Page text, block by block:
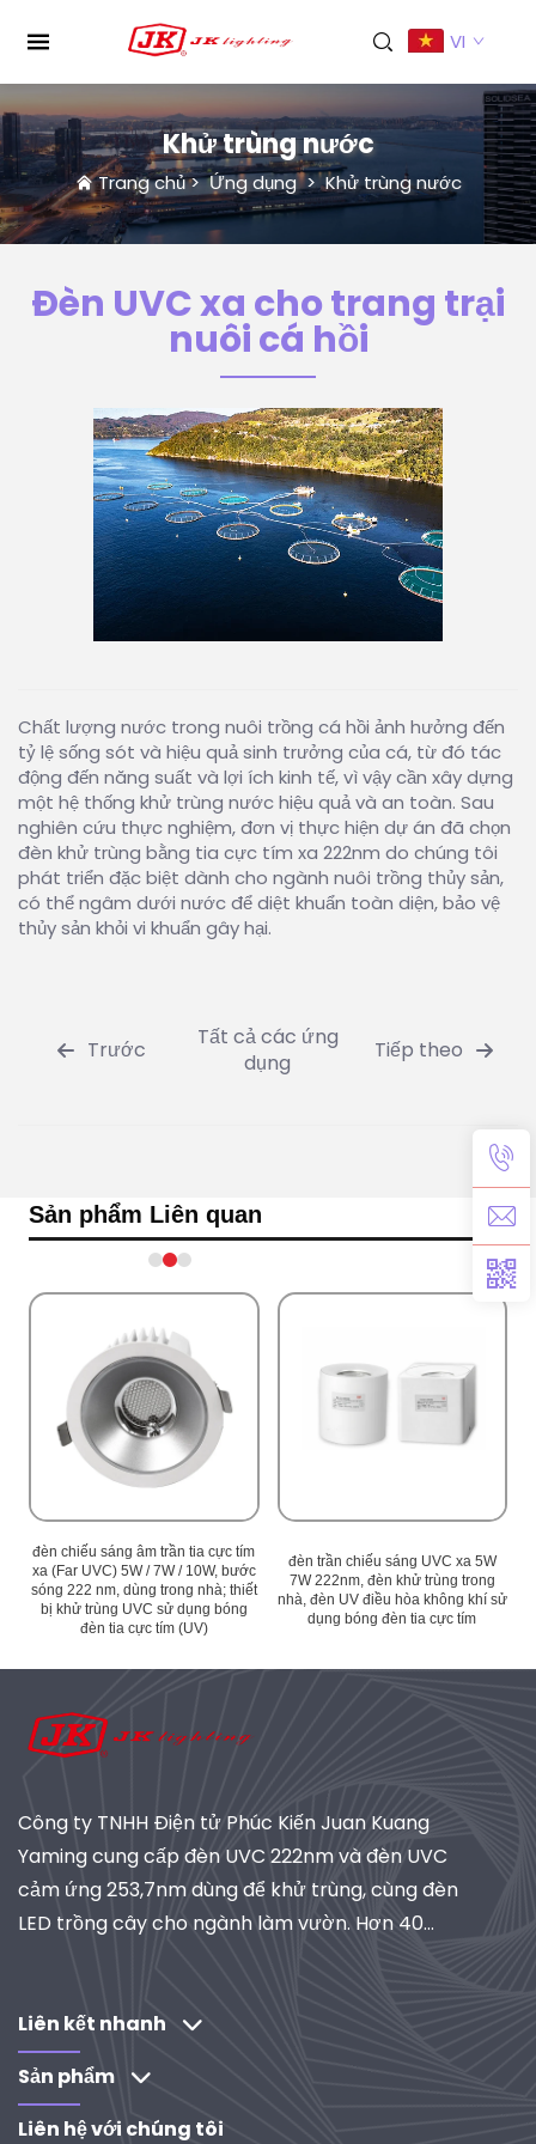
VI
Khử trùng nước
Trang chủ>Ứng dụng>Khử trùng nước
Đèn UVC xa cho trang trại
nuôi cá hồi
Chất lượng nước trong nuôi trồng cá hồi ảnh hưởng đến
tỷ lệ sống sót và hiệu quả sinh trưởng của cá, từ đó tác
động đến năng suất và lợi ích kinh tế, vì vậy cần xây dựng
một hệ thống khử trùng nước hiệu quả và an toàn. Sau
nghiên cứu thực nghiệm, đơn vị thực hiện dự án đã chọn
đèn khử trùng bằng tia cực tím xa 222nm do chúng tôi
phát triển đặc biệt dành cho ngành nuôi trồng thủy sản,
có thể ngâm dưới nước để diệt khuẩn toàn diện, bảo vệ
thủy sản khỏi vi khuẩn gây hại.
Trước
Tất cả các ứng
dụng
Tiếp theo
Sản phẩm Liên quan
đèn chiếu sáng âm trần tia cực tím
xa (Far UVC) 5W / 7W / 10W, bước
sóng 222 nm, dùng trong nhà; thiết
bị khử trùng UVC sử dụng bóng
đèn tia cực tím (UV)
đèn trần chiếu sáng UVC xa 5W
7W 222nm, đèn khử trùng trong
nhà, đèn UV điều hòa không khí sử
dụng bóng đèn tia cực tím
Công ty TNHH Điện tử Phúc Kiến Juan Kuang
Yaming cung cấp đèn UVC 222nm và đèn UVC
cảm ứng 253,7nm dùng để khử trùng, cùng đèn
LED trồng cây cho ngành làm vườn. Hơn 40
công nghiệp. Khám phá các giải pháp do R&D
thúc đẩy của chúng tôi.
Liên kết nhanh
Sản phẩm
Liên hệ với chúng tôi